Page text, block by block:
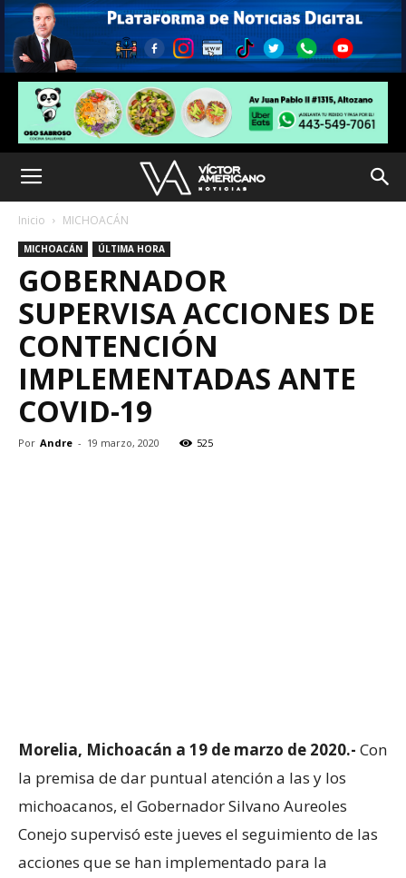
Inicio MICHOACÁN
MICHOACÁN ÚLTIMA HORA
GOBERNADOR
SUPERVISA ACCIONES DE
CONTENCIÓN
IMPLEMENTADAS ANTE
COVID-19
Por Andre - 19 marzo, 2020 525
Morelia, Michoacán a 19 de marzo de 2020.- Con
la premisa de dar puntual atención a las y los
michoacanos, el Gobernador Silvano Aureoles
Conejo supervisó este jueves el seguimiento de las
acciones que se han implementado para la